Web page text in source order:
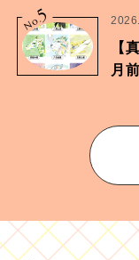
No.
5
【
月